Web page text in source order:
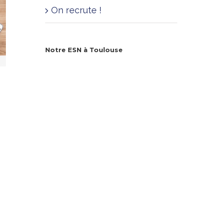
On recrute !
Notre ESN à Toulouse